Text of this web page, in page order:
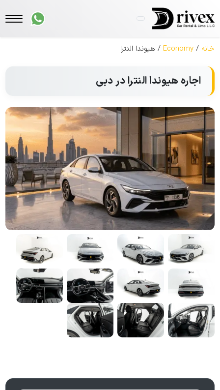
خانه /
Economy / هیوندا النترا
اجاره هیوندا النترا در دبی